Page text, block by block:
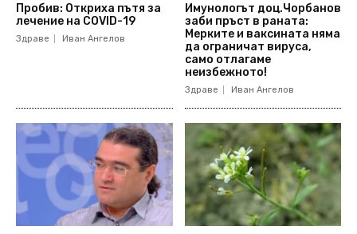
Пробив: Откриха пътя за
лечение на COVID-19
Здраве Иван Ангелов
Имунологът доц.Чорбанов
заби пръст в раната:
Мерките и ваксината няма
да ограничат вируса,
само отлагаме
неизбежното!
Здраве Иван Ангелов